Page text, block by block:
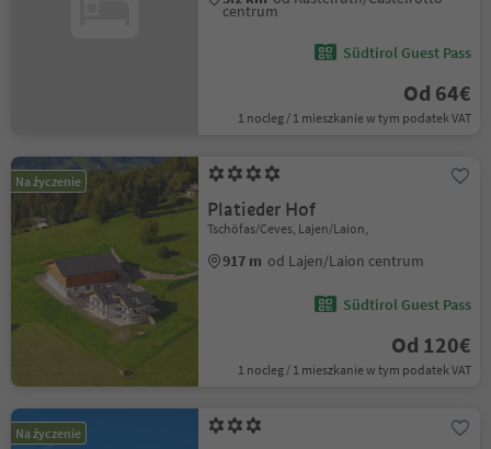
centrum
Südtirol Guest Pass
Od 64€
1 nocleg / 1 mieszkanie w tym podatek VAT
Na życzenie
Platieder Hof
Tschöfas/Ceves, Lajen/Laion,
917 m od Lajen/Laion centrum
Südtirol Guest Pass
Od 120€
1 nocleg / 1 mieszkanie w tym podatek VAT
Na życzenie